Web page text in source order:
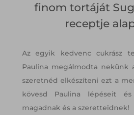
finom tortáját
receptje
Az egyik kedvenc cukrász
Paulina megálmodta nekünk
szeretnéd elkészíteni ezt a
kövesd Paulina lépéseit
magadnak és a szeretteidnek!